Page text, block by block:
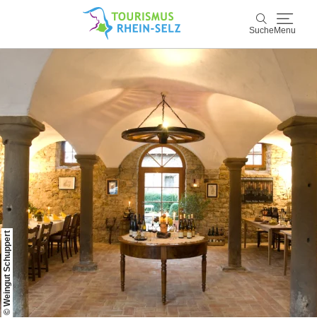
Suche Menu
Rhein-Selz
Entdecken & Erleben
Wein & Genuss
Kultur & Events
Buchen & Service
© Weingut Schuppert